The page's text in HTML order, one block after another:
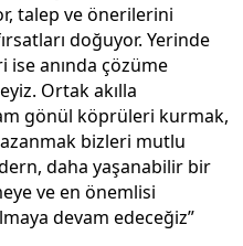
talep ve önerilerini
doğuyor. Yerinde
anında çözüme
Ortak akılla
gönül köprüleri kurmak,
bizleri mutlu
daha yaşanabilir bir
ve en önemlisi
devam edeceğiz”